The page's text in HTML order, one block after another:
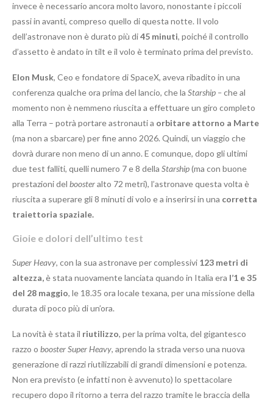
invece è necessario ancora molto lavoro, nonostante i piccoli
passi in avanti, compreso quello di questa notte. Il volo
dell’astronave non è durato più di45 minuti, poiché il controllo
d’assetto è andato in tilt e il volo è terminato prima del previsto.
Elon Musk, Ceo e fondatore di SpaceX, aveva ribadito in una
conferenza qualche ora prima del lancio, che la Starship –che al
momento non è nemmeno riuscita a effettuare un giro completo
alla Terra – potrà portare astronauti a orbitare attorno a Marte
(ma non a sbarcare) per fine anno 2026. Quindi, un viaggio che
dovrà durare non meno di un anno. E comunque, dopo gli ultimi
due test falliti, quelli numero 7 e 8 della Starship(ma con buone
prestazioni del boosteralto 72 metri), l’astronave questa volta è
riuscita a superare gli 8 minuti di volo e a inserirsi in una corretta
traiettoria spaziale.
Gioie e dolori dell’ultimo test
Super Heavy, con la sua astronave per complessivi 123 metri di
altezza,è stata nuovamente lanciata quando in Italia era l’1 e 35
del 28 maggio, le 18.35 ora locale texana, per una missione della
durata di poco più di un’ora.
La novità è stata il riutilizzo, per la prima volta, del gigantesco
razzo o boosterSuper Heavy, aprendo la strada verso una nuova
generazione di razzi riutilizzabili di grandi dimensioni e potenza.
Non era previsto (e infatti non è avvenuto) lo spettacolare
recupero dopo il ritorno a terra del razzo tramite le braccia della